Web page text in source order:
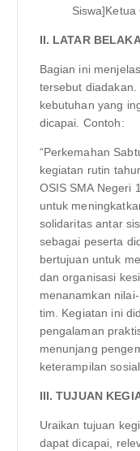
Siswa]Ketua
II. LATAR
Bagian ini
tersebut diadakan.
kebutuhan yang
dicapai. Contoh:
“Perkemahan
kegiatan rutin
OSIS SMA Negeri
untuk
solidaritas antar
sebagai peserta
bertujuan untuk
dan organisasi
menanamkan
tim. Kegiatan ini
pengalaman
menunjang
keterampilan
III. TUJUAN
Uraikan tujuan
dapat dicapai,